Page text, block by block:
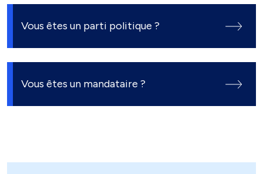
Vous êtes un parti politique ?
Vous êtes un mandataire ?